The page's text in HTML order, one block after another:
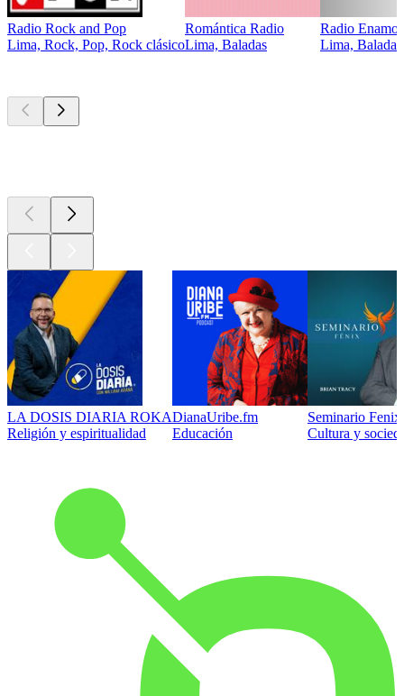
Radio Rock and Pop
Lima, Rock, Pop, Rock clásico
Romántica Radio
Lima, Baladas
Radio
Lima,
LA DOSIS DIARIA ROKA
Religión y espiritualidad
DianaUribe.fm
Educación
Seminario
Cultura y